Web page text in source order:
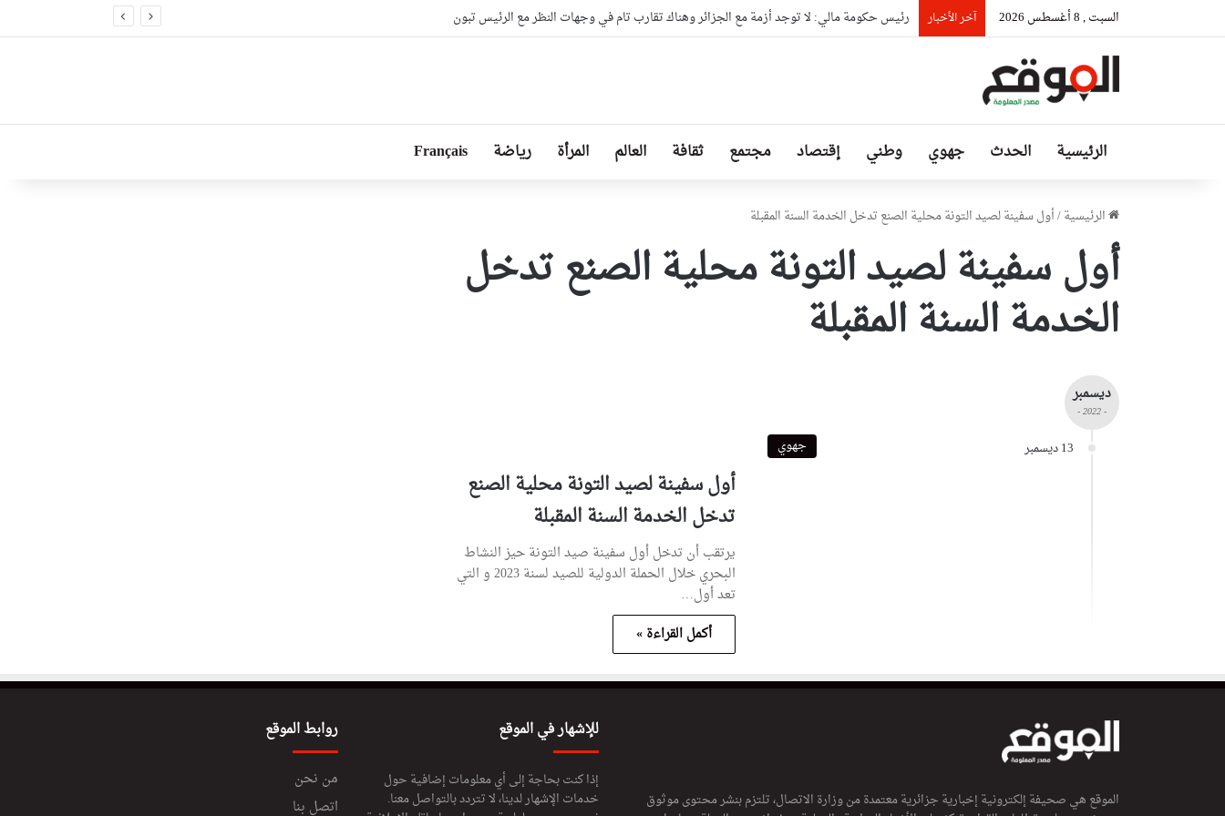
السبت , 8 أغسطس 2026 آخر الأخبار رئيس حكومة مالي: لا توجد أزمة مع الجزائر وهناك تقارب تام في وجهات النظر مع الرئيس تبون
الرئيسية الحدث جهوي وطني إقتصاد مجتمع ثقافة العالم المرأة رياضة Français
الرئيسية/أول سفينة لصيد التونة محلية الصنع تدخل الخدمة السنة المقبلة
أول سفينة لصيد التونة محلية الصنع تدخل
الخدمة السنة المقبلة
ديسمبر
- 2022 -
13 ديسمبر جهوي
أول سفينة لصيد التونة محلية الصنع
تدخل الخدمة السنة المقبلة
يرتقب أن تدخل أول سفينة صيد التونة حيز النشاط
البحري خلال الحملة الدولية للصيد لسنة 2023 و التي
تعد أول…
أكمل القراءة »
الموقع هي صحيفة إلكترونية إخبارية جزائرية معتمدة من وزارة الاتصال، تلتزم بنشر محتوى موثوق
للإشهار في الموقع
إذا كنت بحاجة إلى أي معلومات إضافية حول
خدمات الإشهار لدينا، لا تتردد بالتواصل معنا.
روابط الموقع
من نحن
اتصل بنا